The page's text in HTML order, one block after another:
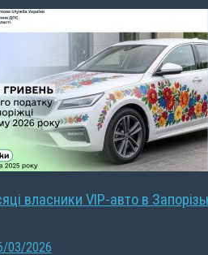
власники VIP-авто в
03/2026